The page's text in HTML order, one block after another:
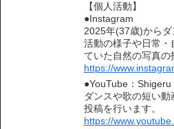
【個人活動】
●Instagram
2025年(37歳)からダ
活動の様子や日常・
ていた自然の写真の
https://
●YouTube：
ダンスや歌の短い
投稿を行います。
https://